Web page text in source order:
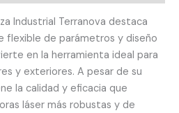
Industrial Terranova destaca
flexible de parámetros y diseño
en la herramienta ideal para
y exteriores. A pesar de su
la calidad y eficacia que
láser más robustas y de